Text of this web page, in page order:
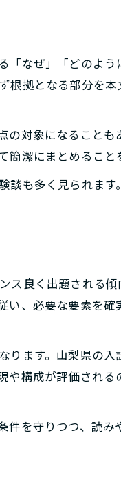
「なぜ」「どのよ
根拠となる部分を
の対象になることも
潔にまとめること
も多く見られます
ス良く出題される
い、必要な要素を
ります。山梨県の入
や構成が評価され
を守りつつ、読み